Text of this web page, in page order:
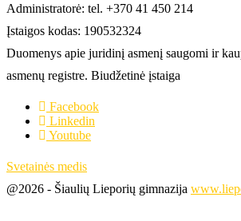
Administratorė: tel. +370 41 450 214
Įstaigos kodas: 190532324
Duomenys apie juridinį asmenį saugomi ir
asmenų registre. Biudžetinė įstaiga
Facebook
Linkedin
Youtube
Svetainės medis
@2026 - Šiaulių Lieporių gimnazija